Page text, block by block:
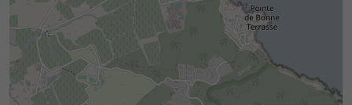
Itinéraire
Accès en train et en bus